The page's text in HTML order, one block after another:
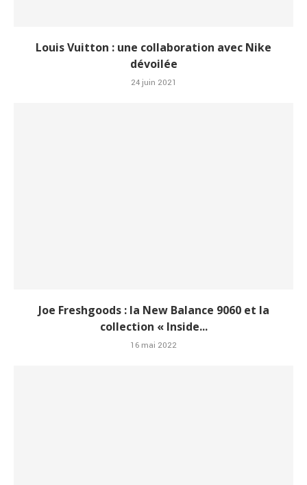
Louis Vuitton : une collaboration avec Nike
dévoilée
24 juin 2021
Joe Freshgoods : la New Balance 9060 et la
collection « Inside...
16 mai 2022